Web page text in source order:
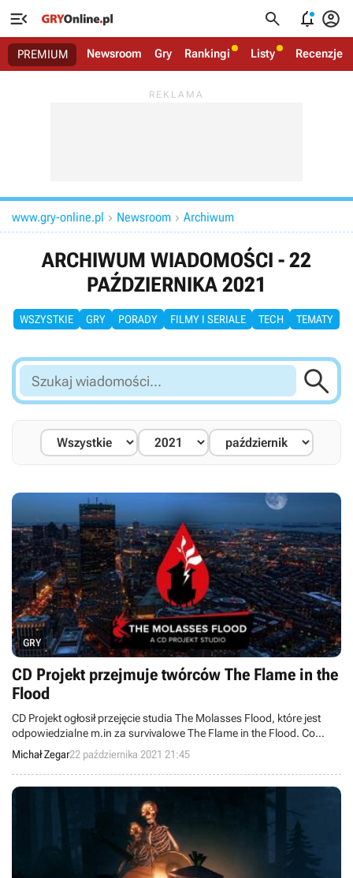
   
PREMIUM Newsroom Gry Rankingi Listy Recenzje
www.gry-online.pl  Newsroom  Archiwum
ARCHIWUM WIADOMOŚCI - 22
PAŹDZIERNIKA 2021
WSZYSTKIE GRY PORADY FILMY I SERIALE TECH TEMATY
Szukaj
wiadomości...

GRY
CD Projekt przejmuje twórców The Flame in the
Flood
CD Projekt ogłosił przejęcie studia The Molasses Flood, które jest
odpowiedzialne m.in za survivalowe The Flame in the Flood. Co
więcej, poznaliśmy pierwsze cele ich współpracy.
Michał Zegar22 października 2021 21:45